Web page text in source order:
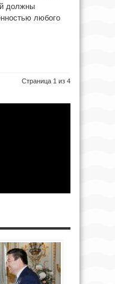
должны
любого
Страница 1 из 4